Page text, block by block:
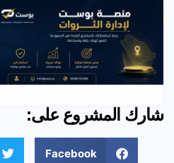
شارك المشروع على:
Facebook